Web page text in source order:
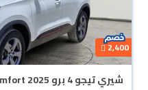
2,400
شيري تيجو 4 برو Comfort 2025